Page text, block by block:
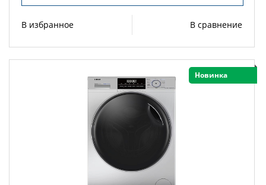
В избранное В сравнение
Новинка